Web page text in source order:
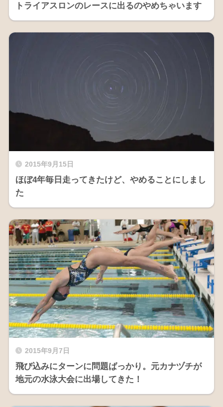
トライアスロンのレースに出るのやめちゃいます
2015年9月15日
ほぼ4年毎日走ってきたけど、やめることにしまし
た
2015年9月7日
飛び込みにターンに問題ばっかり。元カナヅチが
地元の水泳大会に出場してきた！